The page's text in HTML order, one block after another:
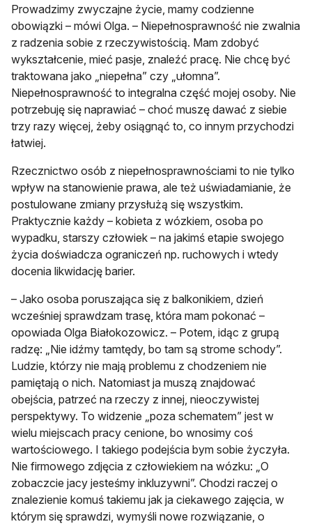
Prowadzimy zwyczajne życie, mamy codzienne
obowiązki – mówi Olga. – Niepełnosprawność nie zwalnia
z radzenia sobie z rzeczywistością. Mam zdobyć
wykształcenie, mieć pasje, znaleźć pracę. Nie chcę być
traktowana jako „niepełna” czy „ułomna”.
Niepełnosprawność to integralna część mojej osoby. Nie
potrzebuję się naprawiać – choć muszę dawać z siebie
trzy razy więcej, żeby osiągnąć to, co innym przychodzi
łatwiej.
Rzecznictwo osób z niepełnosprawnościami to nie tylko
wpływ na stanowienie prawa, ale też uświadamianie, że
postulowane zmiany przysłużą się wszystkim.
Praktycznie każdy – kobieta z wózkiem, osoba po
wypadku, starszy człowiek – na jakimś etapie swojego
życia doświadcza ograniczeń np. ruchowych i wtedy
docenia likwidację barier.
– Jako osoba poruszająca się z balkonikiem, dzień
wcześniej sprawdzam trasę, która mam pokonać –
opowiada Olga Białokozowicz. – Potem, idąc z grupą
radzę: „Nie idźmy tamtędy, bo tam są strome schody”.
Ludzie, którzy nie mają problemu z chodzeniem nie
pamiętają o nich. Natomiast ja muszą znajdować
obejścia, patrzeć na rzeczy z innej, nieoczywistej
perspektywy. To widzenie „poza schematem” jest w
wielu miejscach pracy cenione, bo wnosimy coś
wartościowego. I takiego podejścia bym sobie życzyła.
Nie firmowego zdjęcia z człowiekiem na wózku: „O
zobaczcie jacy jesteśmy inkluzywni”. Chodzi raczej o
znalezienie komuś takiemu jak ja ciekawego zajęcia, w
którym się sprawdzi, wymyśli nowe rozwiązanie, o